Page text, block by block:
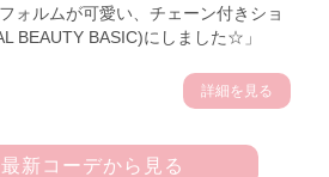
ォルムが可愛い、チェーン付きショ
BEAUTY BASIC)にしました☆」
詳細を見る
新コーデから見る